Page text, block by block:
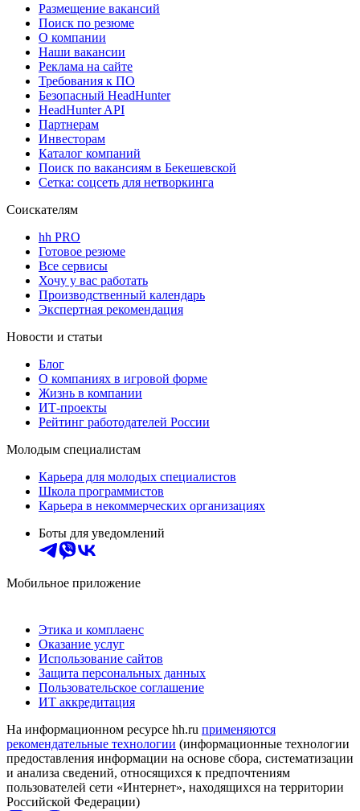
Размещение вакансий
Поиск по резюме
О компании
Наши вакансии
Реклама на сайте
Требования к ПО
Безопасный HeadHunter
HeadHunter API
Партнерам
Инвесторам
Каталог компаний
Поиск по вакансиям в Бекешевской
Сетка: соцсеть для нетворкинга
Соискателям
hh PRO
Готовое резюме
Все сервисы
Хочу у вас работать
Производственный календарь
Экспертная рекомендация
Новости и статьи
Блог
О компаниях в игровой форме
Жизнь в компании
ИТ-проекты
Рейтинг работодателей России
Молодым специалистам
Карьера для молодых специалистов
Школа программистов
Карьера в некоммерческих организациях
Боты для уведомлений
Мобильное приложение
Этика и комплаенс
Оказание услуг
Использование сайтов
Защита персональных данных
Пользовательское соглашение
ИТ аккредитация
На информационном ресурсе hh.ru применяются
рекомендательные технологии (информационные технологии
предоставления информации на основе сбора, систематизации
и анализа сведений, относящихся к предпочтениям
пользователей сети «Интернет», находящихся на территории
Российской Федерации)